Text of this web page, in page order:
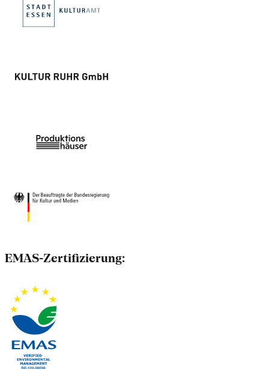
EMAS-Zertifizierung: